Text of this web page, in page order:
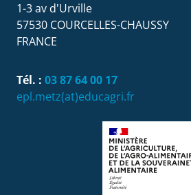
1-3 av d'Urville
57530 COURCELLES-CHAUSSY
FRANCE
Tél. : 03 87 64 00 17
epl.metz(at)educagri.fr